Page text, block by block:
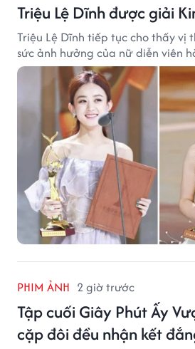
Triệu Lệ Dĩnh được giải
Triệu Lệ Dĩnh tiếp tục cho thấy vị
sức ảnh hưởng của nữ diễn viên
PHIM ẢNH 2 giờ trước
Tập cuối Giây Phút Ấy
cặp đôi đều nhận kết